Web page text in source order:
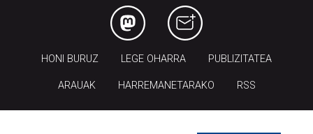
HONI BURUZ LEGE OHARRA PUBLIZITATEA
ARAUAK HARREMANETARAKO RSS